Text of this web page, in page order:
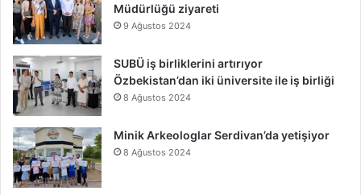
Müdürlüğü ziyareti
9 Ağustos 2024
SUBÜ iş birliklerini artırıyor
Özbekistan’dan iki üniversite ile iş birliği
8 Ağustos 2024
Minik Arkeologlar Serdivan’da yetişiyor
8 Ağustos 2024